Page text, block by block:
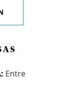
A S
Entre